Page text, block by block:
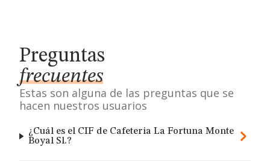
Preguntas
frecuentes
Estas son alguna de las preguntas que se
hacen nuestros usuarios
¿Cuál es el CIF de Cafeteria La Fortuna Monte
Boyal Sl.?